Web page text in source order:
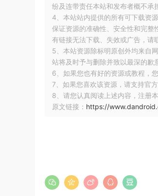
纷及连带责任本站和发布者概不承
4、本站站内提供的所有可下载资
保证资源的准确性、安全性和完
有链接无法下载、失效或广告，请
5、本站资源除标明原创外均来自
站将及时予与删除并致以最深的歉
6、如果您也有好的资源或教程，
7、如果您喜欢该资源，请支持官
8、请您认真阅读上述内容，注册
原文链接： https://